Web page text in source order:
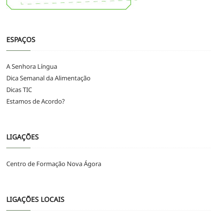
ESPAÇOS
A Senhora Língua
Dica Semanal da Alimentação
Dicas TIC
Estamos de Acordo?
LIGAÇÕES
Centro de Formação Nova Ágora
LIGAÇÕES LOCAIS